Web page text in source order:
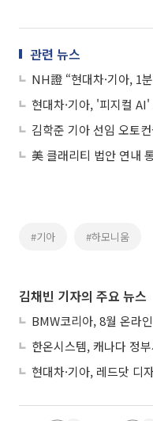
관련 뉴스
#기아 #하모니움
김채빈 기자의 주요 뉴스